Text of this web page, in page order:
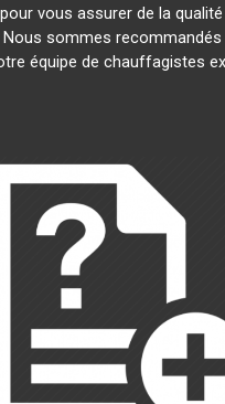
vous assurer de la
sommes
équipe de chauffagistes